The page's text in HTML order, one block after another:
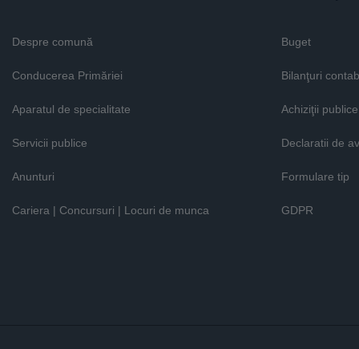
Despre comună
Conducerea Primăriei
Aparatul de specialitate
Servicii publice
Anunturi
Cariera | Concursuri | Locuri de munca
Buget
Bilanţuri
Achiziţii publice
Declaratii de
Formulare tip
GDPR